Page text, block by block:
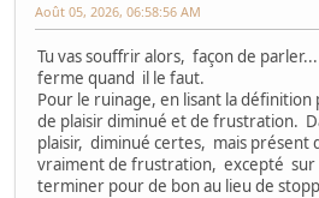
Août 05, 2026, 06:58:56 AM
Tu vas souffrir alors, façon de
ferme quand il le faut.
Pour le ruinage, en lisant la
de plaisir diminué et de frustration.
plaisir, diminué certes, mais présent
vraiment de frustration, excepté sur
terminer pour de bon au lieu de